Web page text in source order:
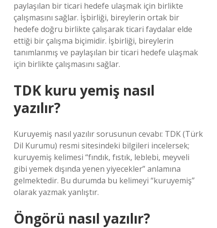
paylaşılan bir ticari hedefe ulaşmak için birlikte
çalışmasını sağlar. İşbirliği, bireylerin ortak bir
hedefe doğru birlikte çalışarak ticari faydalar elde
ettiği bir çalışma biçimidir. İşbirliği, bireylerin
tanımlanmış ve paylaşılan bir ticari hedefe ulaşmak
için birlikte çalışmasını sağlar.
TDK kuru yemiş nasıl
yazılır?
Kuruyemiş nasıl yazılır sorusunun cevabı: TDK (Türk
Dil Kurumu) resmi sitesindeki bilgileri incelersek;
kuruyemiş kelimesi “fındık, fıstık, leblebi, meyveli
gibi yemek dışında yenen yiyecekler” anlamına
gelmektedir. Bu durumda bu kelimeyi “kuruyemiş”
olarak yazmak yanlıştır.
Öngörü nasıl yazılır?